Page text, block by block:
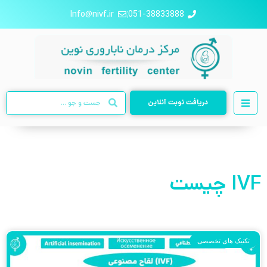
051-38833888
Info@nivf.ir
دریافت نوبت آنلاین
IVF چیست
تکنیک های تخصصی